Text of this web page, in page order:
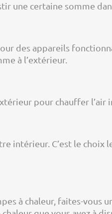
une certaine somme
des appareils
à l’extérieur.
pour chauffer l’air
intérieur. C’est le choix
à chaleur, faites-vous